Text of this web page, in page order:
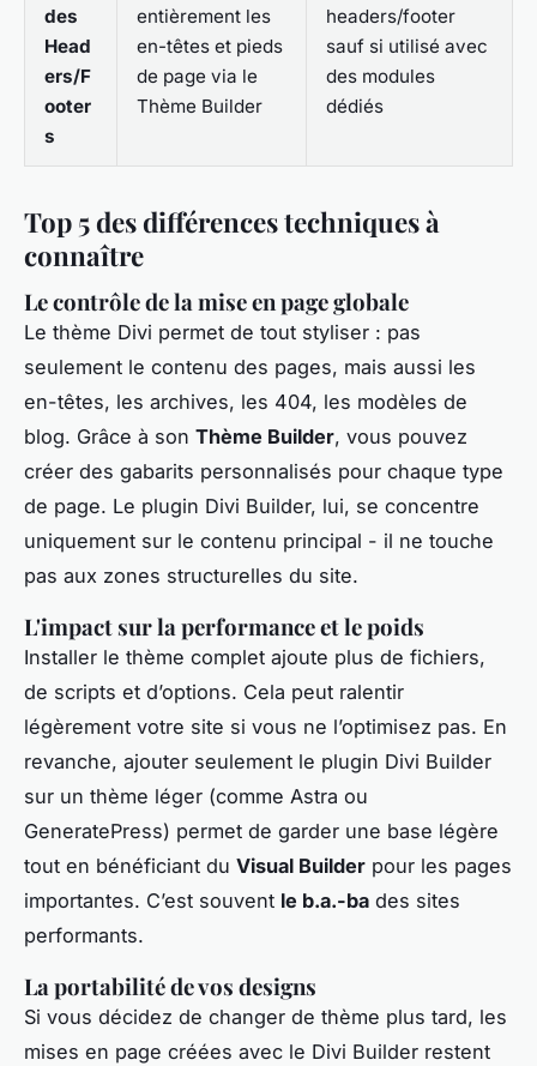
des
Head
ers/F
ooter
s
entièrement les
en-têtes et pieds
de page via le
Thème Builder
headers/footer
sauf si utilisé avec
des modules
dédiés
Top 5 des différences techniques à
connaître
Le contrôle de la mise en page globale
Le thème Divi permet de tout styliser : pas
seulement le contenu des pages, mais aussi les
en-têtes, les archives, les 404, les modèles de
blog. Grâce à son Thème Builder, vous pouvez
créer des gabarits personnalisés pour chaque type
de page. Le plugin Divi Builder, lui, se concentre
uniquement sur le contenu principal - il ne touche
pas aux zones structurelles du site.
L'impact sur la performance et le poids
Installer le thème complet ajoute plus de fichiers,
de scripts et d’options. Cela peut ralentir
légèrement votre site si vous ne l’optimisez pas. En
revanche, ajouter seulement le plugin Divi Builder
sur un thème léger (comme Astra ou
GeneratePress) permet de garder une base légère
tout en bénéficiant du Visual Builder pour les pages
importantes. C’est souvent le b.a.-ba des sites
performants.
La portabilité de vos designs
Si vous décidez de changer de thème plus tard, les
mises en page créées avec le Divi Builder restent